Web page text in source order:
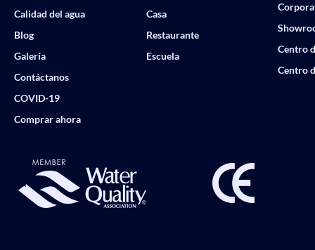
Calidad del agua
Blog
Galería
Contáctanos
COVID-19
Comprar ahora
Casa
Restaurante
Escuela
Centro
Centro